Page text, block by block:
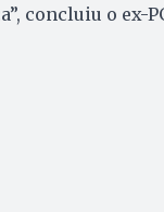
concluiu o ex-